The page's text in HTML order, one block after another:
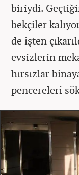
biriydi.
bekçiler
de işten
evsizlerin
hırsızlar
pencereleri